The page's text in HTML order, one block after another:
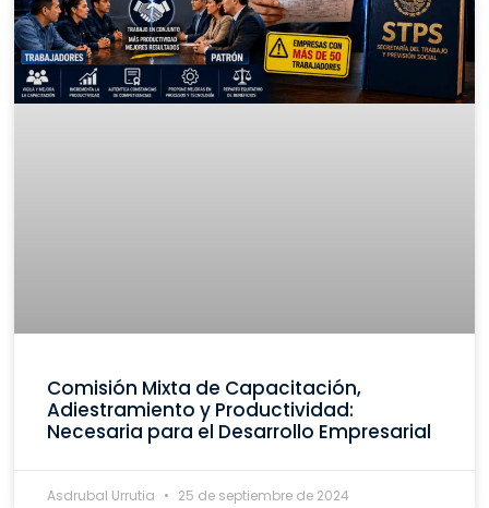
Comisión Mixta de Capacitación,
Adiestramiento y Productividad:
Necesaria para el Desarrollo Empresarial
Asdrubal Urrutia 25 de septiembre de 2024